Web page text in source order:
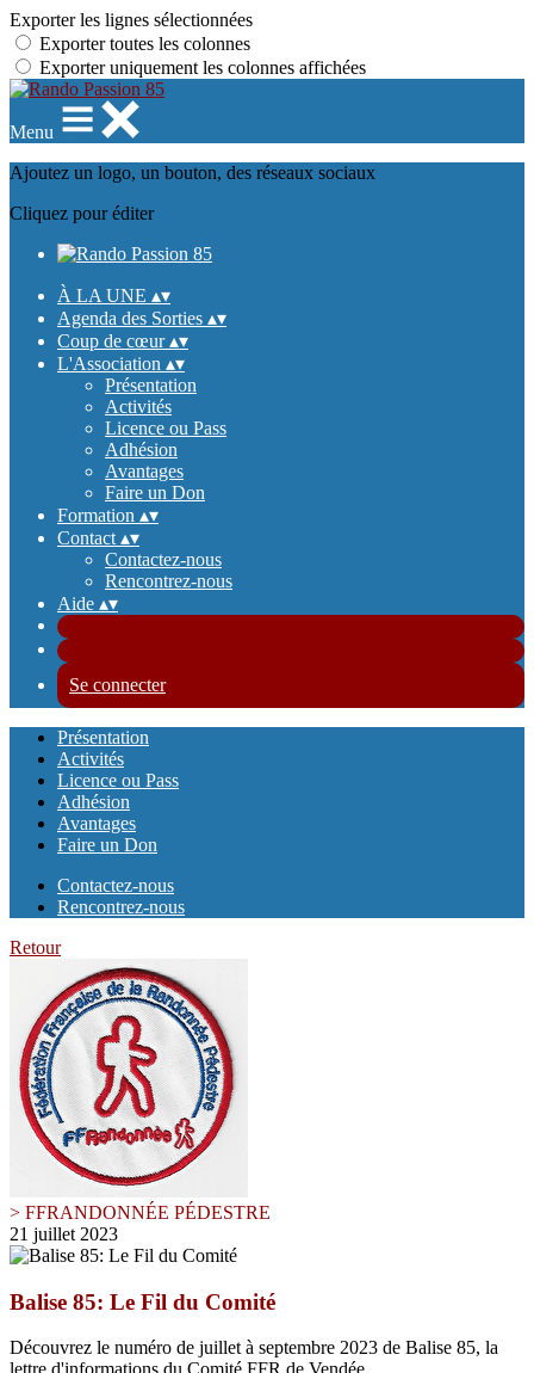
Exporter les lignes sélectionnées
Exporter toutes les colonnes
Exporter uniquement les colonnes affichées
Menu
Ajoutez un logo, un bouton, des réseaux sociaux
Cliquez pour éditer
À LA UNE ▴▾
Agenda des Sorties ▴▾
Coup de cœur▴▾
L'Association ▴▾
Présentation
Activités
Licence ou Pass
Adhésion
Avantages
Faire un Don
Formation ▴▾
Contact ▴▾
Contactez-nous
Rencontrez-nous
Aide ▴▾
Se connecter
Présentation
Activités
Licence ou Pass
Adhésion
Avantages
Faire un Don
Contactez-nous
Rencontrez-nous
Retour
> FFRANDONNÉE PÉDESTRE
21 juillet 2023
Balise 85: Le Fil du Comité
Découvrez le numéro de juillet à septembre 2023 de Balise 85, la